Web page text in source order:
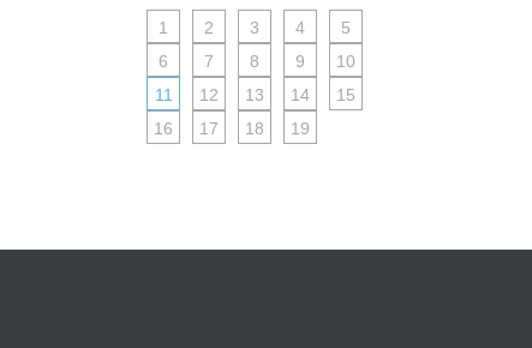
1 2 3 4
5
6
7 8 9
10
11
12 13 14
15
16
17 18 19